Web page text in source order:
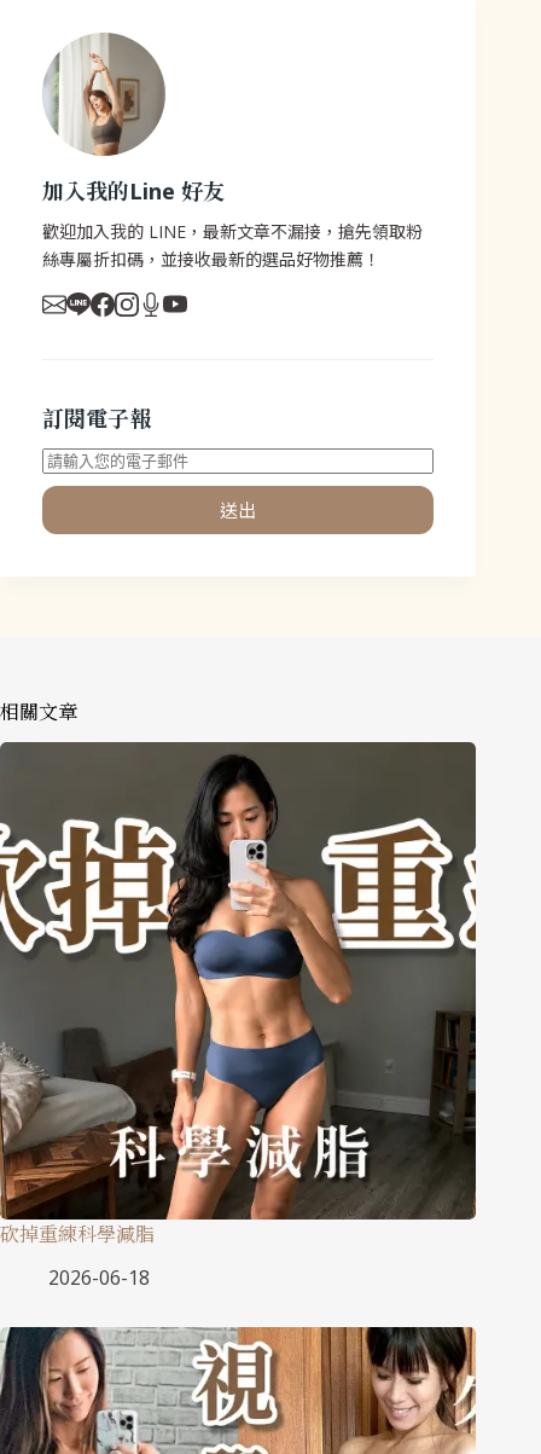
加入我的Line 好友
歡迎加入我的 LINE，最新文章不漏接，搶先領取粉
絲專屬折扣碼，並接收最新的選品好物推薦！
訂閱電子報
送出
相關文章
砍掉重練科學減脂
2026-06-18